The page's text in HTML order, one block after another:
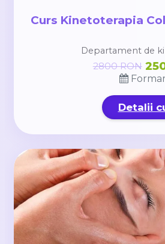
Curs Kinetoterapia
Departament de
2800 RON
Detalii